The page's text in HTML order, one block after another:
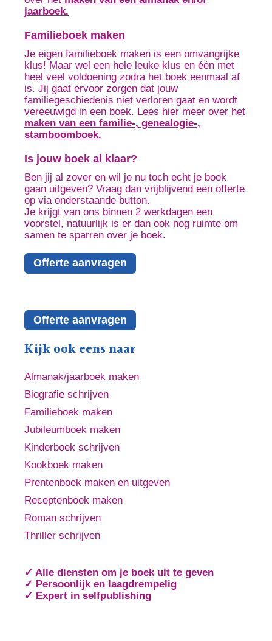
jaarboek.
Familieboek maken
Je eigen familieboek maken is een omvangrijke
klus! Maar wel een hele leuke klus en één met
heel veel voldoening zodra het boek eenmaal af
is. Jij gaat ervoor zorgen dat jouw
familiegeschiedenis niet verloren gaat en wordt
vereeuwigd in een boek. Lees hier meer over het
maken van een familie-, genealogie-,
stamboomboek.
Is jouw boek al klaar?
Ben jij al zover en wil je nu toch echt je boek
gaan uitgeven? Vraag dan vrijblijvend een offerte
op via onderstaande button.
Je krijgt van ons binnen 2 werkdagen een
voorstel, natuurlijk is er dan ook nog ruimte om
samen te sparren over je boek.
Offerte aanvragen
Offerte aanvragen
Kijk ook eens naar
Almanak/jaarboek maken
Biografie schrijven
Familieboek maken
Jubileumboek maken
Kinderboek schrijven
Kookboek maken
Prentenboek maken en uitgeven
Receptenboek maken
Roman schrijven
Thriller schrijven
✓ Alle diensten om je boek uit te geven
✓ Persoonlijk en laagdrempelig
✓ Expert in selfpublishing